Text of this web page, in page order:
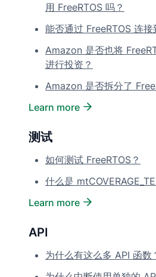
用 FreeRTOS 吗？
能否通过 FreeRTOS 连接
Amazon 是否也将
进行投资？
Amazon 是否拆分了
Learn more
测试
如何测试 FreeRTOS？
什么是
Learn more
API
为什么有这么多 API 函数